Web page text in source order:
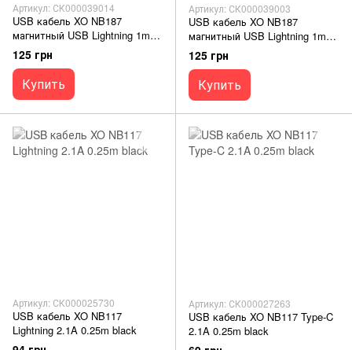
Артикул: СК000039014
USB кабель XO NB187
магнитный USB Lightning 1m
white
125 грн
Купить
Артикул: СК000039003
USB кабель XO NB187
магнитный USB Lightning 1m
black
125 грн
Купить
Артикул: СК000025730
USB кабель XO NB117
Lightning 2.1A 0.25m black
Артикул: СК000027263
USB кабель XO NB117 Type-C
2.1A 0.25m black